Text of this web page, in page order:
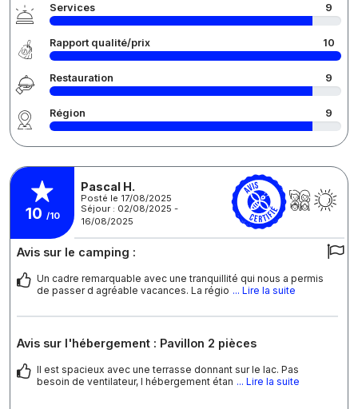
Services 9
Rapport qualité/prix 10
Restauration 9
Région 9
10 /10
Pascal H.
Posté le 17/08/2025
Séjour : 02/08/2025 -
16/08/2025
Avis sur le camping :
Un cadre remarquable avec une tranquillité qui nous a permis
de passer d agréable vacances. La régio ... Lire la suite
Avis sur l'hébergement : Pavillon 2 pièces
Il est spacieux avec une terrasse donnant sur le lac. Pas
besoin de ventilateur, l hébergement étan ... Lire la suite